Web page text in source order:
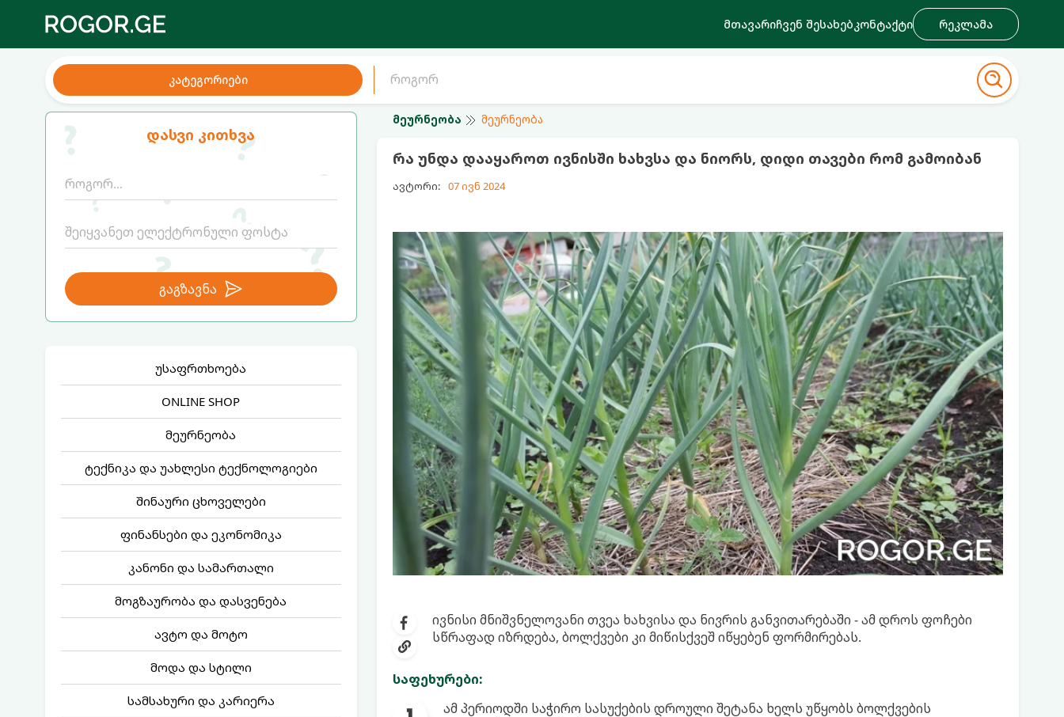
მთავარიჩვენ შესახებკონტაქტი რეკლამა
კატეგორიები
დასვი კითხვა
გაგზავნა
უსაფრთხოება
ONLINE SHOP
მეურნეობა
ტექნიკა და უახლესი ტექნოლოგიები
შინაური ცხოველები
ფინანსები და ეკონომიკა
კანონი და სამართალი
მოგზაურობა და დასვენება
ავტო და მოტო
მოდა და სტილი
სამსახური და კარიერა
მეურნეობა მეურნეობა
რა უნდა დააყაროთ ივნისში ხახვსა და ნიორს, დიდი თავები რომ გამოიბან
ავტორი: 07 ივნ 2024
ივნისი მნიშვნელოვანი თვეა ხახვისა და ნივრის განვითარებაში - ამ დროს ფოჩები
სწრაფად იზრდება, ბოლქვები კი მიწისქვეშ იწყებენ ფორმირებას.
საფეხურები:
ამ პერიოდში საჭირო სასუქების დროული შეტანა ხელს უწყობს ბოლქვების